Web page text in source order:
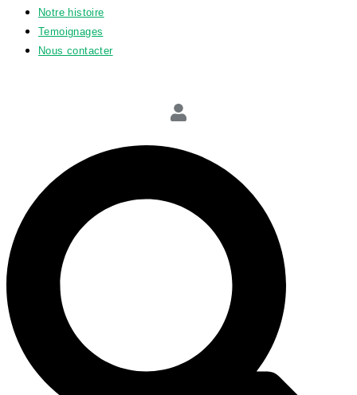
Notre histoire
Temoignages
Nous contacter